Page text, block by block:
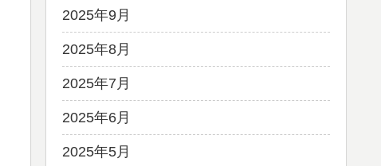
2025年9月
2025年8月
2025年7月
2025年6月
2025年5月